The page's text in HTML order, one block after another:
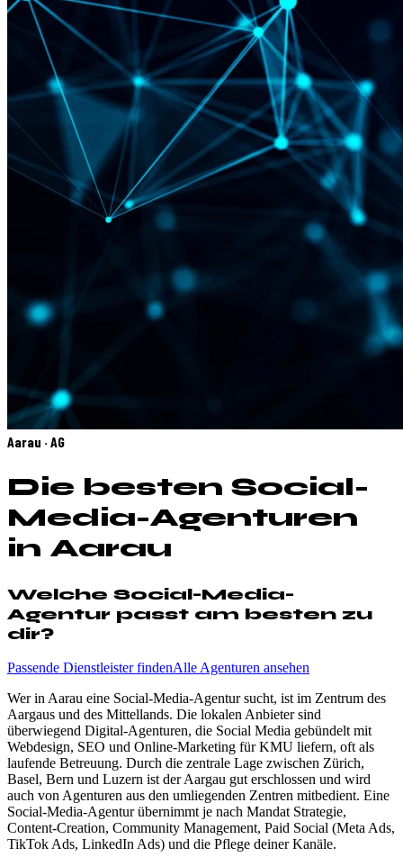
Aarau · AG
Die besten Social-
Media-Agenturen
in Aarau
Welche Social-Media-
Agentur passt am besten zu
dir?
Passende Dienstleister findenAlle Agenturen ansehen
Wer in Aarau eine Social-Media-Agentur sucht, ist im Zentrum des
Aargaus und des Mittellands. Die lokalen Anbieter sind
überwiegend Digital-Agenturen, die Social Media gebündelt mit
Webdesign, SEO und Online-Marketing für KMU liefern, oft als
laufende Betreuung. Durch die zentrale Lage zwischen Zürich,
Basel, Bern und Luzern ist der Aargau gut erschlossen und wird
auch von Agenturen aus den umliegenden Zentren mitbedient. Eine
Social-Media-Agentur übernimmt je nach Mandat Strategie,
Content-Creation, Community Management, Paid Social (Meta Ads,
TikTok Ads, LinkedIn Ads) und die Pflege deiner Kanäle.